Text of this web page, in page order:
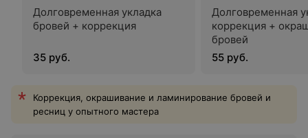
Долговременная укладка
бровей + коррекция
35 руб.
Долговременная
коррекция +
бровей
55 руб.
Коррекция, окрашивание и ламинирование бровей и
ресниц у опытного мастера